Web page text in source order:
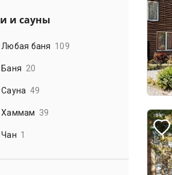
и сауны
Любая баня 109
Баня 20
Сауна 49
Хаммам 39
Чан 1